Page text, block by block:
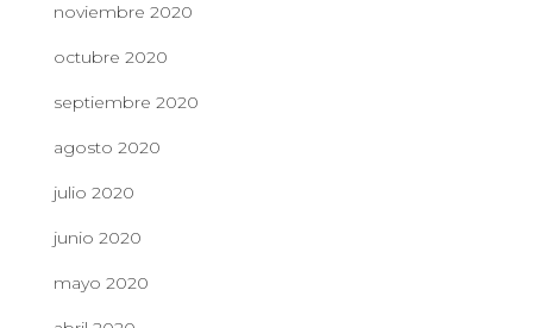
noviembre 2020
octubre 2020
septiembre 2020
agosto 2020
julio 2020
junio 2020
mayo 2020